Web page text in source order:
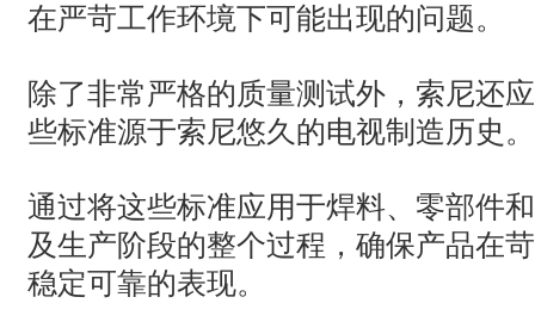
· 松下投影机赋能LYMB.iO的MultiBall系统，打造新一代体育与
在严苛工作环境下可能出现的问题。
除了非常严格的质量测试外，索尼还
些标准源于索尼悠久的电视制造历史。
通过将这些标准应用于焊料、零部件
及生产阶段的整个过程，确保产品在
稳定可靠的表现。